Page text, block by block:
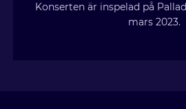
Konserten är inspelad på
mars 2023.